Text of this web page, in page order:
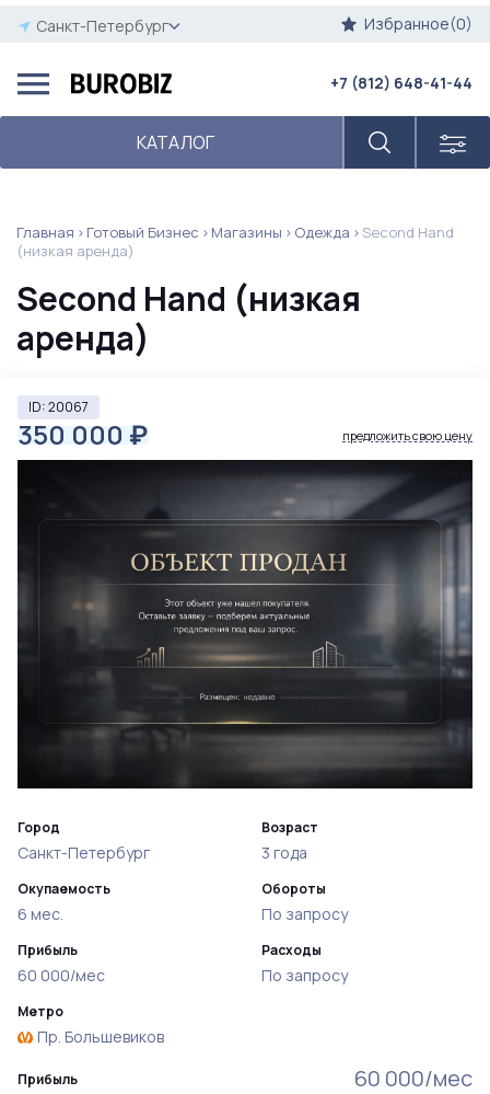
Санкт-Петербург Избранное(0)
КАТАЛОГ
+7 (812) 648-41-44
Главная Готовый Бизнес Магазины Одежда
Second Hand
(низкая аренда)
Second Hand (низкая
аренда)
ID: 20067
350 000 ₽ предложить свою цену
Прибыль 60 000/мес
Город
Санкт-Петербург
Окупаемость
6 мес.
Прибыль
60 000/мес
Возраст
3 года
Обороты
По запросу
Расходы
По запросу
Метро
Пр. Большевиков